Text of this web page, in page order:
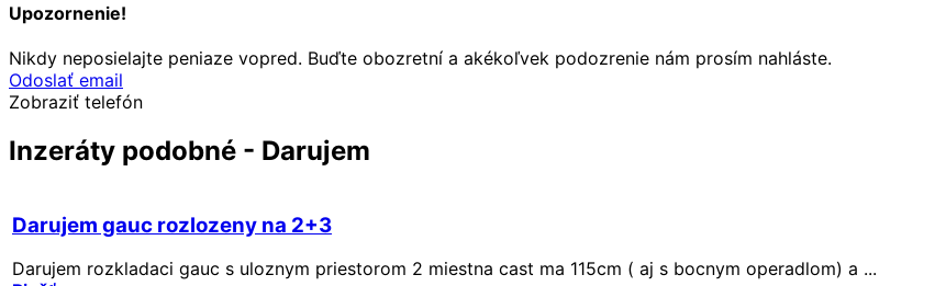
Upozornenie!
Nikdy neposielajte peniaze vopred. Buďte obozretní a akékoľvek podozrenie nám prosím nahláste.
Odoslať email
Zobraziť telefón
Inzeráty podobné - Darujem
Darujem gauc rozlozeny na 2+3
Darujem rozkladaci gauc s uloznym priestorom 2 miestna cast ma 115cm ( aj s bocnym operadlom) a ...